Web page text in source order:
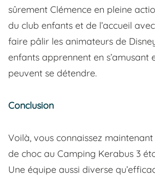
sûrement Clémence en pleine
du club enfants et de l’accueil
faire pâlir les animateurs de
enfants apprennent en s’amusant
peuvent se détendre.
Conclusion
Voilà, vous connaissez
de choc au Camping Kerabus 3
Une équipe aussi diverse